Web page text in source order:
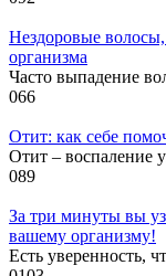
Нездоровые
организма
Часто выпадение
066
Отит: как себе
Отит – воспаление
089
За три минуты вы
вашему организму!
Есть уверенность,